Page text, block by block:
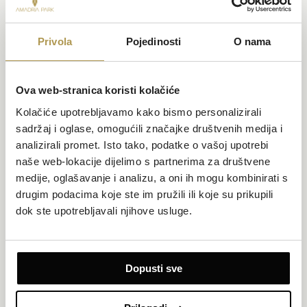
Privola Pojedinosti O nama
Ova web-stranica koristi kolačiće
Kolačiće upotrebljavamo kako bismo personalizirali
sadržaj i oglase, omogućili značajke društvenih medija i
analizirali promet. Isto tako, podatke o vašoj upotrebi
naše web-lokacije dijelimo s partnerima za društvene
medije, oglašavanje i analizu, a oni ih mogu kombinirati s
drugim podacima koje ste im pružili ili koje su prikupili
dok ste upotrebljavali njihove usluge.
Dopusti sve
Obiteljska soba pogled dvorište/park i privatni
balkon
2 twin kreveta ili spojeni veliki bračni krevet te krevet na kat